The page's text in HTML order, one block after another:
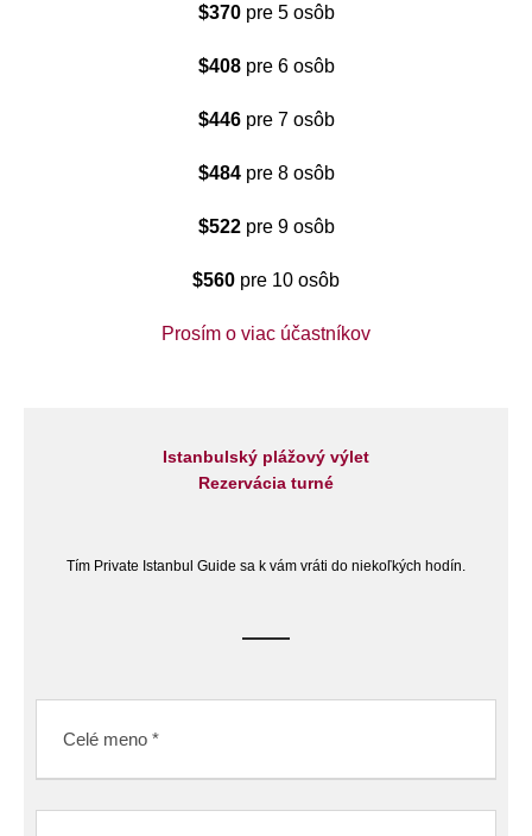
$370pre 5 osôb
$408pre 6 osôb
$446pre 7 osôb
$484pre 8 osôb
$522pre 9 osôb
$560 pre 10 osôb
Prosím o viac účastníkov
Istanbulský plážový výlet
Rezervácia turné
Tím Private Istanbul Guide sa k vám vráti do niekoľkých hodín.